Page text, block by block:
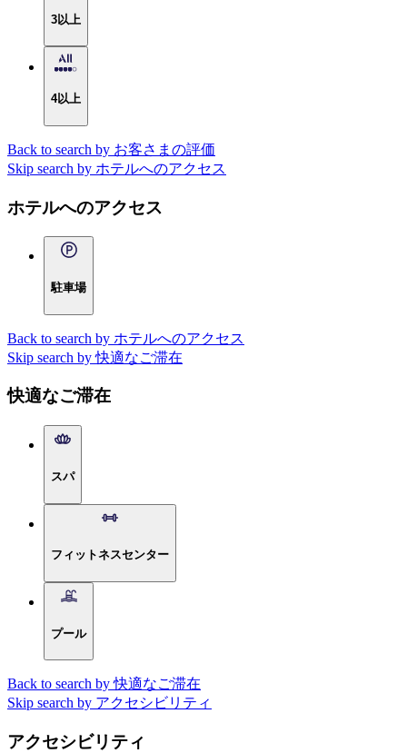
3以上
4以上
Back to search by お客さまの評価
Skip search by ホテルへのアクセス
ホテルへのアクセス
駐車場
Back to search by ホテルへのアクセス
Skip search by 快適なご滞在
快適なご滞在
スパ
フィットネスセンター
プール
Back to search by 快適なご滞在
Skip search by アクセシビリティ
アクセシビリティ